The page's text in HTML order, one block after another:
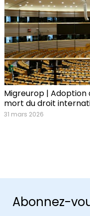
Migreurop |
mort du droit
31 mars 2026
Abonnez-